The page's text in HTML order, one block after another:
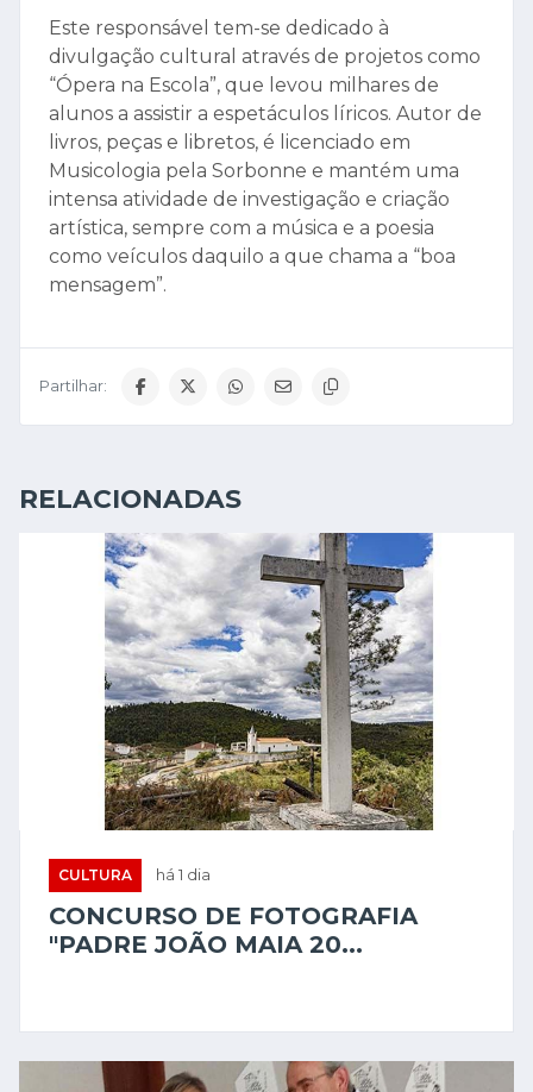
Este responsável tem-se dedicado à
divulgação cultural através de projetos como
“Ópera na Escola”, que levou milhares de
alunos a assistir a espetáculos líricos. Autor de
livros, peças e libretos, é licenciado em
Musicologia pela Sorbonne e mantém uma
intensa atividade de investigação e criação
artística, sempre com a música e a poesia
como veículos daquilo a que chama a “boa
mensagem”.
Partilhar:
RELACIONADAS
CULTURA há 1 dia
CONCURSO DE FOTOGRAFIA
"PADRE JOÃO MAIA 20...